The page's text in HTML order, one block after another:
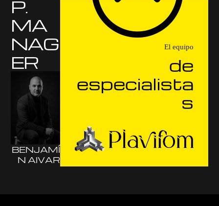
P.
MA
NAG
ER
BENJAMÍ
N AIVAR
El equipo
de
especialista
s